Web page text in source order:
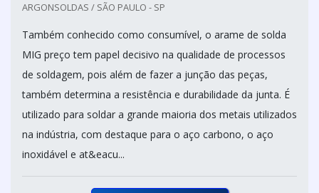
ARGONSOLDAS / SÃO PAULO - SP
Também conhecido como consumível, o arame de solda
MIG preço tem papel decisivo na qualidade de processos
de soldagem, pois além de fazer a junção das peças,
também determina a resistência e durabilidade da junta. É
utilizado para soldar a grande maioria dos metais utilizados
na indústria, com destaque para o aço carbono, o aço
inoxidável e at&eacu...